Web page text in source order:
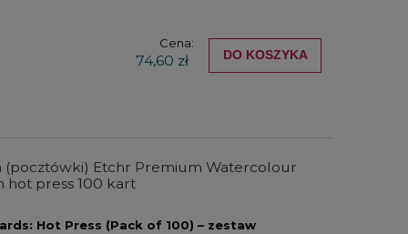
Cena:
74,60 zł DO KOSZYKA
Etchr Premium Watercolour
hot press 100 kart
Hot Press (Pack of 100) – zestaw